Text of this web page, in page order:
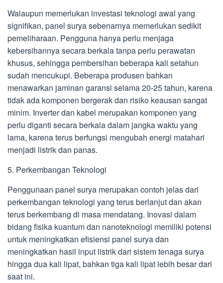
Walaupun memerlukan investasi teknologi awal yang
signifikan, panel surya sebenarnya memerlukan sedikit
pemeliharaan. Pengguna hanya perlu menjaga
kebersihannya secara berkala tanpa perlu perawatan
khusus, sehingga pembersihan beberapa kali setahun
sudah mencukupi. Beberapa produsen bahkan
menawarkan jaminan garansi selama 20-25 tahun, karena
tidak ada komponen bergerak dan risiko keausan sangat
minim. Inverter dan kabel merupakan komponen yang
perlu diganti secara berkala dalam jangka waktu yang
lama, karena terus berfungsi mengubah energi matahari
menjadi listrik dan panas.
5. Perkembangan Teknologi
Penggunaan panel surya merupakan contoh jelas dari
perkembangan teknologi yang terus berlanjut dan akan
terus berkembang di masa mendatang. Inovasi dalam
bidang fisika kuantum dan nanoteknologi memiliki potensi
untuk meningkatkan efisiensi panel surya dan
meningkatkan hasil input listrik dari sistem tenaga surya
hingga dua kali lipat, bahkan tiga kali lipat lebih besar dari
saat ini.